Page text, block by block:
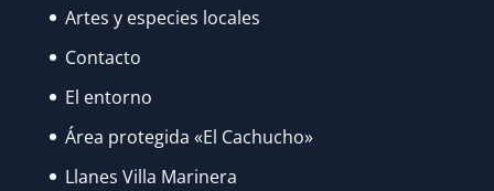
Artes y especies locales
Contacto
El entorno
Área protegida «El Cachucho»
Llanes Villa Marinera